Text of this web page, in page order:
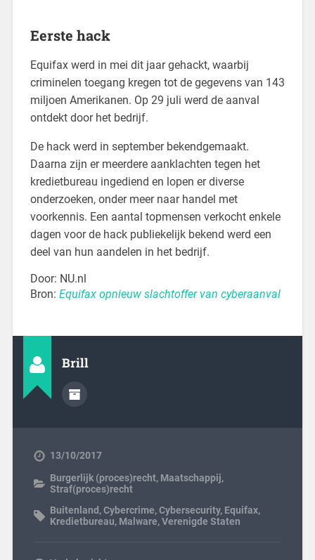
Eerste hack
Equifax werd in mei dit jaar gehackt, waarbij
criminelen toegang kregen tot de gegevens van 143
miljoen Amerikanen. Op 29 juli werd de aanval
ontdekt door het bedrijf.
De hack werd in september bekendgemaakt.
Daarna zijn er meerdere aanklachten tegen het
kredietbureau ingediend en lopen er diverse
onderzoeken, onder meer naar handel met
voorkennis. Een aantal topmensen verkocht enkele
dagen voor de hack publiekelijk bekend werd een
deel van hun aandelen in het bedrijf.
Door: NU.nl
Bron: Equifax opnieuw slachtoffer van cyberaanval
Brill
13/10/2017
Burgerlijk (proces)recht, Maatschappij,
Straf(proces)recht
Buitenland ,Cybercrime,Cybersecurity, Equifax,
Kredietbureau, Malware,Verenigde Staten